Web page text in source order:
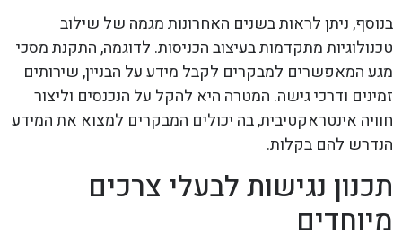
בנוסף, ניתן לראות בשנים האחרונות מגמה של שילוב
טכנולוגיות מתקדמות בעיצוב הכניסות. לדוגמה, התקנת מסכי
מגע המאפשרים למבקרים לקבל מידע על הבניין, שירותים
זמינים ודרכי גישה. המטרה היא להקל על הנכנסים וליצור
חוויה אינטראקטיבית, בה יכולים המבקרים למצוא את המידע
הנדרש להם בקלות.
תכנון נגישות לבעלי צרכים
מיוחדים